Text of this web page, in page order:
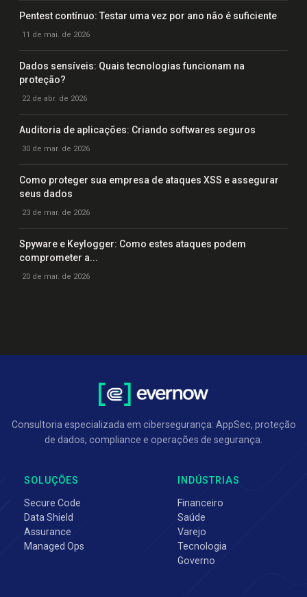
Pentest contínuo: Testar uma vez por ano não é suficiente
11 de mai. de 2026
Dados sensíveis: Quais tecnologias funcionam na
proteção?
22 de abr. de 2026
Auditoria de aplicações: Criando softwares seguros
30 de mar. de 2026
Como proteger sua empresa de ataques XSS e assegurar
seus dados
23 de mar. de 2026
Spyware e Keylogger: Como estes ataques podem
comprometer a...
20 de mar. de 2026
Consultoria especializada em cibersegurança: AppSec, proteção
de dados, compliance e operações de segurança.
SOLUÇÕES
Secure Code
Data Shield
Assurance
Managed Ops
INDÚSTRIAS
Financeiro
Saúde
Varejo
Tecnologia
Governo